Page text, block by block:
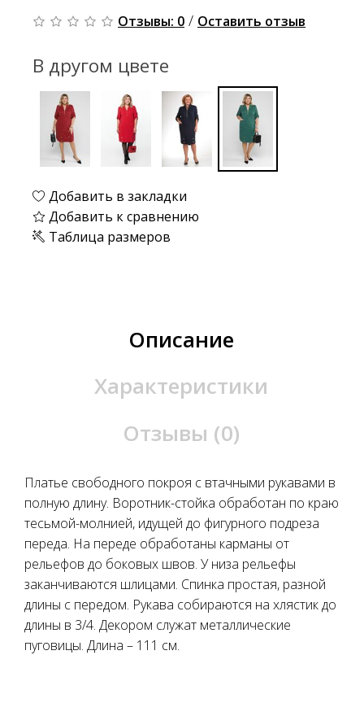
Отзывы: 0 / Оставить отзыв
В другом цвете
Добавить в закладки
Добавить к сравнению
Таблица размеров
Описание
Характеристики
Отзывы (0)
Платье свободного покроя с втачными рукавами в
полную длину. Воротник-стойка обработан по краю
тесьмой-молнией, идущей до фигурного подреза
переда. На переде обработаны карманы от
рельефов до боковых швов. У низа рельефы
заканчиваются шлицами. Спинка простая, разной
длины с передом. Рукава собираются на хлястик до
длины в 3/4. Декором служат металлические
пуговицы. Длина – 111 см.